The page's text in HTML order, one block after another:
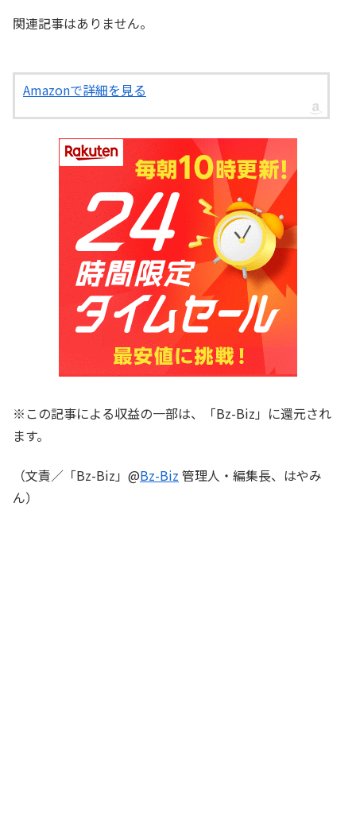
関連記事はありません。
Amazonで詳細を見る
※この記事による収益の一部は、「Bz-Biz」に還元され
ます。
（文責／「Bz-Biz」@Bz-Biz 管理人・編集長、はやみ
ん）